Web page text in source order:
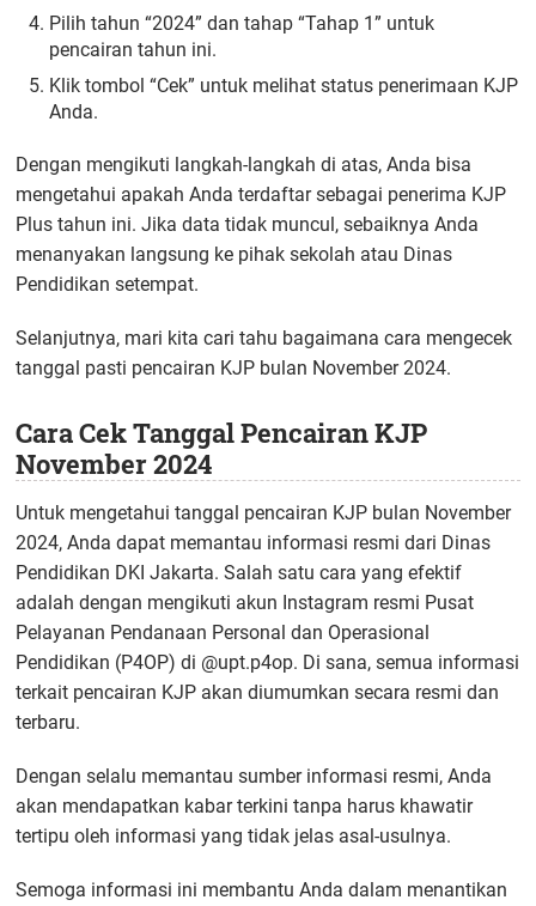
Pilih tahun “2024” dan tahap “Tahap 1” untuk
pencairan tahun ini.
Klik tombol “Cek” untuk melihat status penerimaan KJP
Anda.
Dengan mengikuti langkah-langkah di atas, Anda bisa
mengetahui apakah Anda terdaftar sebagai penerima KJP
Plus tahun ini. Jika data tidak muncul, sebaiknya Anda
menanyakan langsung ke pihak sekolah atau Dinas
Pendidikan setempat.
Selanjutnya, mari kita cari tahu bagaimana cara mengecek
tanggal pasti pencairan KJP bulan November 2024.
Cara Cek Tanggal Pencairan KJP
November 2024
Untuk mengetahui tanggal pencairan KJP bulan November
2024, Anda dapat memantau informasi resmi dari Dinas
Pendidikan DKI Jakarta. Salah satu cara yang efektif
adalah dengan mengikuti akun Instagram resmi Pusat
Pelayanan Pendanaan Personal dan Operasional
Pendidikan (P4OP) di @upt.p4op. Di sana, semua informasi
terkait pencairan KJP akan diumumkan secara resmi dan
terbaru.
Dengan selalu memantau sumber informasi resmi, Anda
akan mendapatkan kabar terkini tanpa harus khawatir
tertipu oleh informasi yang tidak jelas asal-usulnya.
Semoga informasi ini membantu Anda dalam menantikan